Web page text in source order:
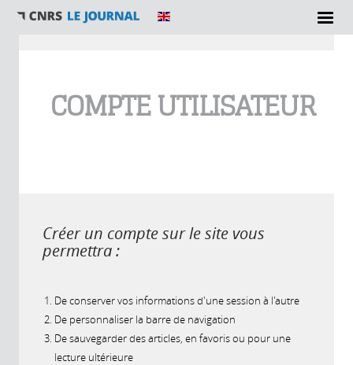
COMPTE UTILISATEUR
Créer un compte sur le site vous
permettra :
De conserver vos informations d'une session à l'autre
De personnaliser la barre de navigation
De sauvegarder des articles, en favoris ou pour une
lecture ultérieure